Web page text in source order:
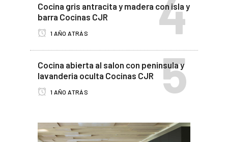
Cocina gris antracita y madera con isla y
barra Cocinas CJR
1 AÑO ATRÁS
Cocina abierta al salon con peninsula y
lavanderia oculta Cocinas CJR
1 AÑO ATRÁS